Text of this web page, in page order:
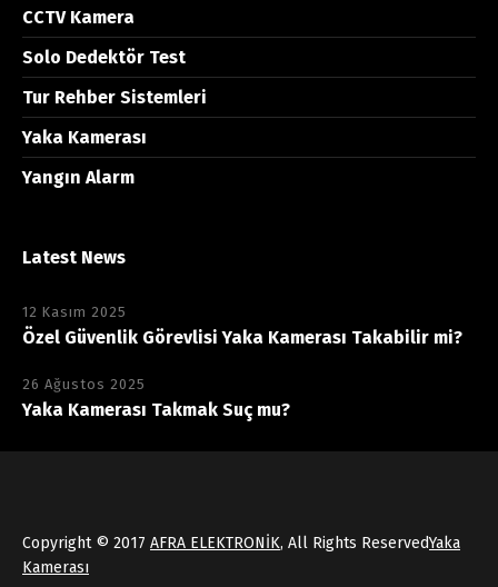
CCTV Kamera
Solo Dedektör Test
Tur Rehber Sistemleri
Yaka Kamerası
Yangın Alarm
Latest News
12 Kasım 2025
Özel Güvenlik Görevlisi Yaka Kamerası Takabilir mi?
26 Ağustos 2025
Yaka Kamerası Takmak Suç mu?
Copyright © 2017 AFRA ELEKTRONİK, All Rights ReservedYaka
Kamerası